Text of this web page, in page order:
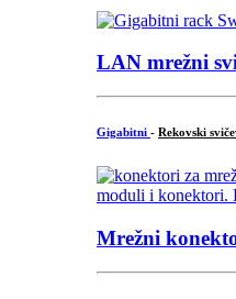
LAN mrežni
Gigabitni - Rekovski
Mrežni